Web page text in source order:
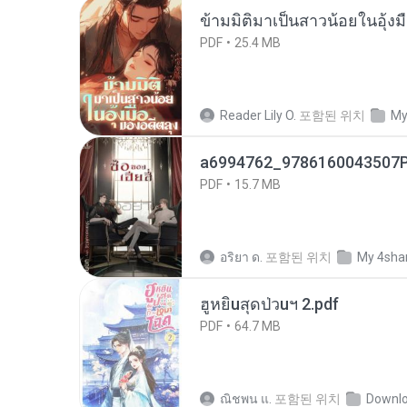
ข้ามมิติมาเป็นสาวน้อยในอุ้ง
PDF 25.4 MB
Reader Lily O. 포함된 위치
PDF 15.7 MB
อริยา ด. 포함된 위치 My
ฮูหยิuสุดป่วuฯ 2.pdf
PDF 64.7 MB
ณิชพน แ. 포함된 위치